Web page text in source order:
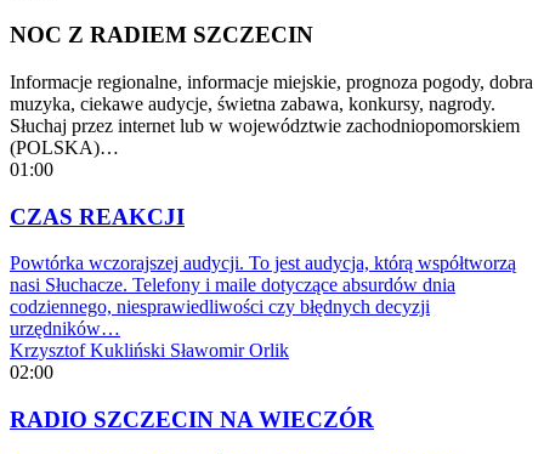
NOC Z RADIEM SZCZECIN
Informacje regionalne, informacje miejskie, prognoza pogody, dobra
muzyka, ciekawe audycje, świetna zabawa, konkursy, nagrody.
Słuchaj przez internet lub w województwie zachodniopomorskiem
(POLSKA)…
01:00
CZAS REAKCJI
Powtórka wczorajszej audycji. To jest audycja, którą współtworzą
nasi Słuchacze. Telefony i maile dotyczące absurdów dnia
codziennego, niesprawiedliwości czy błędnych decyzji
urzędników…
Krzysztof Kukliński Sławomir Orlik
02:00
RADIO SZCZECIN NA WIECZÓR